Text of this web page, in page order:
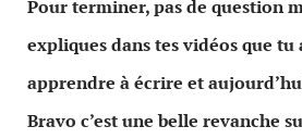
Pour terminer, pas de question
expliques dans tes vidéos que tu
apprendre à écrire et
Bravo c’est une belle revanche